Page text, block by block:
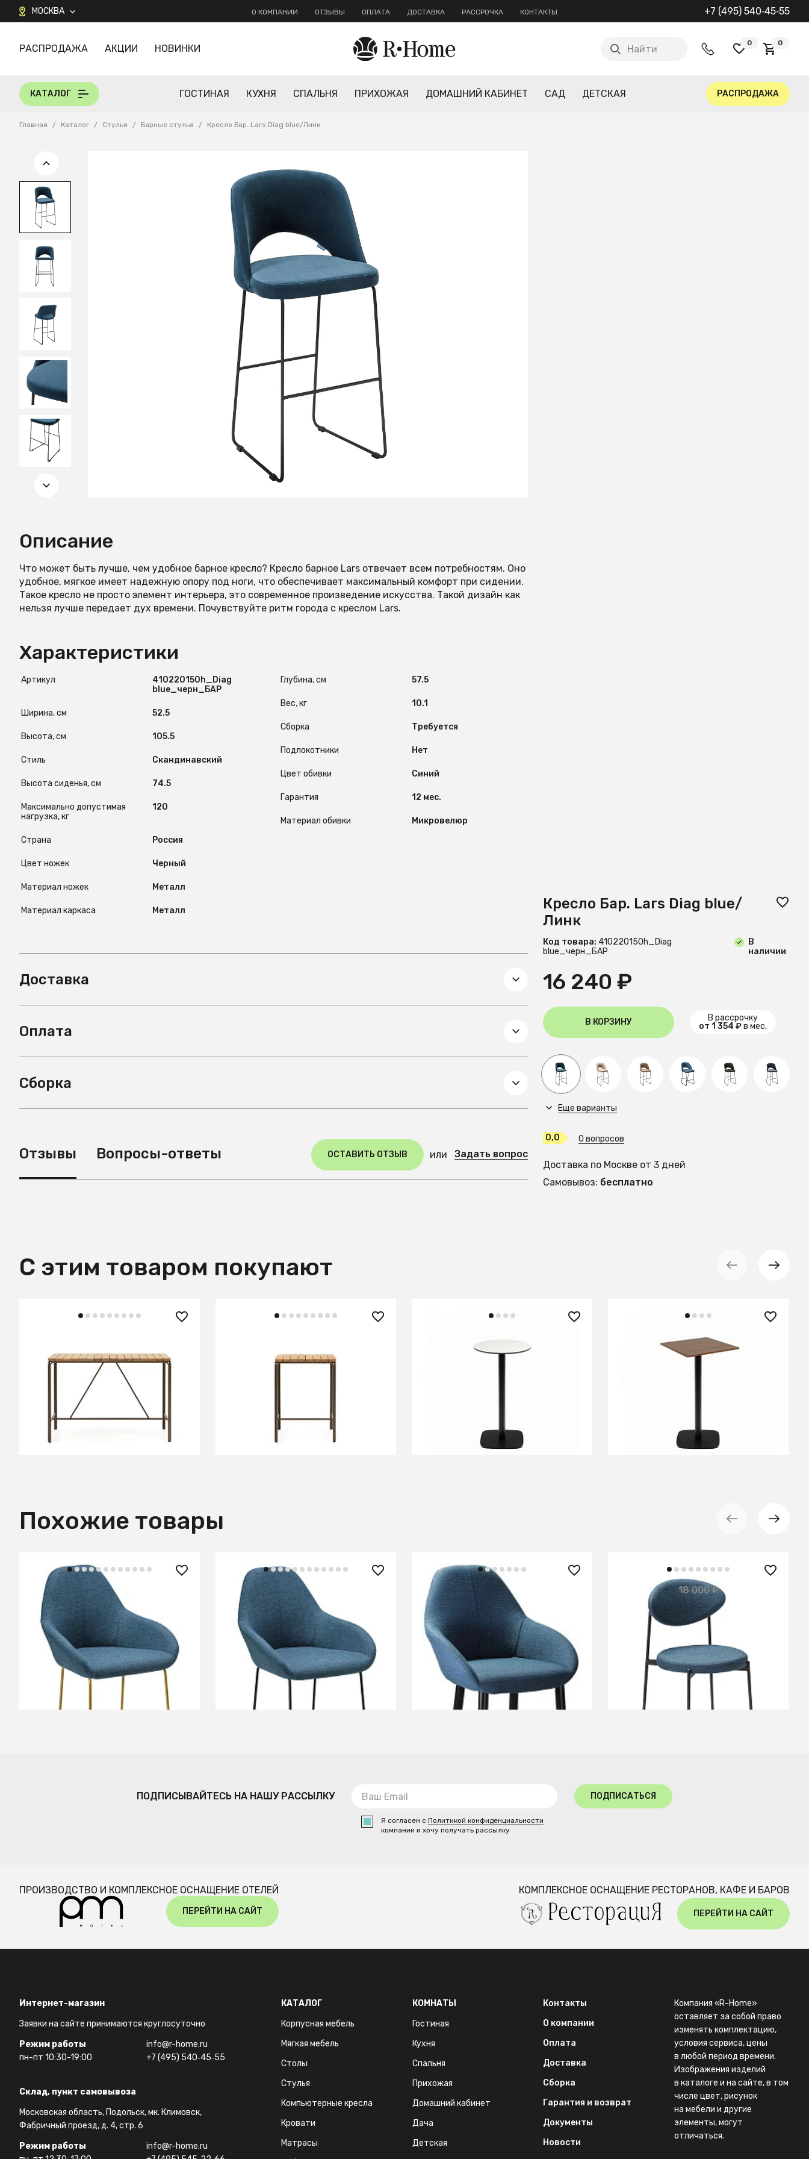
МОСКВА О КОМПАНИИ ОТЗЫВЫ ОПЛАТА ДОСТАВКА РАССРОЧКА КОНТАКТЫ +7 (495) 540‑45‑55
КАТАЛОГ
РАСПРОДАЖА АКЦИИ НОВИНКИ Найти
0 0
КАТАЛОГ ГОСТИНАЯ КУХНЯ СПАЛЬНЯ ПРИХОЖАЯ ДОМАШНИЙ КАБИНЕТ САД ДЕТСКАЯ РАСПРОДАЖА
Главная / Каталог / Стулья / Барные стулья / Кресло Бар. Lars Diag blue/Линк
Описание
Что может быть лучше, чем удобное барное кресло? Кресло барное Lars отвечает всем потребностям. Оно
удобное, мягкое имеет надежную опору под ноги, что обеспечивает максимальный комфорт при сидении.
Такое кресло не просто элемент интерьера, это современное произведение искусства. Такой дизайн как
нельзя лучше передает дух времени. Почувствуйте ритм города с креслом Lars.
Характеристики
Артикул
410220150h_Diag
blue_черн_БАР
Ширина, см 52.5
Высота, см 105.5
Стиль Скандинавский
Высота сиденья, см 74.5
Максимально допустимая
нагрузка, кг
120
Страна Россия
Цвет ножек Черный
Материал ножек Металл
Материал каркаса Металл
Глубина, см 57.5
Вес, кг 10.1
Сборка Требуется
Подлокотники Нет
Цвет обивки Синий
Гарантия 12 мес.
Материал обивки Микровелюр
Доставка
Оплата
Сборка
Отзывы Вопросы-ответы ОСТАВИТЬ ОТЗЫВ или Задать вопрос
Кресло Бар. Lars Diag blue/
Линк
Код товара: 410220150h_Diag
blue_черн_БАР
В
наличии
16 240 ₽
В КОРЗИНУ
от 1 354 ₽в мес.
Еще варианты
0,0 0 вопросов
Доставка по Москве от 3 дней
Самовывоз: бесплатно
С этим товаром покупают
Salguer Барный стол из массива
акации и коричневой стали Ø 140
Salguer Барный столик из
массива акации и коричневой
Dina садовый стол бел./
В КОРЗИНУ
Dina стол /меламин/орех./
В КОРЗИНУ
Похожие товары
16 120 ₽
Кресло Бар Kent БлюАрт/
ЛинкЗолот
+5
В КОРЗИНУ
16 120 ₽
Кресло Бар Kent БлюАрт/Линк
+8
В КОРЗИНУ
17 220 ₽
Кресло Бар Kent БлюАрт/Черный
+7
В КОРЗИНУ
13 400 ₽ 18 000 ₽
Стул полубарный Gawaii Blue
СООБЩИТЬ О ПОСТУПЛЕНИИ
Временно отсутствует
ПОДПИСЫВАЙТЕСЬ НА НАШУ РАССЫЛКУ
Я согласен с Политикой конфиденциальности
компании и хочу получать рассылку
ПОДПИСАТЬСЯ
ПРОИЗВОДСТВО И КОМПЛЕКСНОЕ ОСНАЩЕНИЕ ОТЕЛЕЙ
ПЕРЕЙТИ НА САЙТ
КОМПЛЕКСНОЕ ОСНАЩЕНИЕ РЕСТОРАНОВ, КАФЕ И БАРОВ
ПЕРЕЙТИ НА САЙТ
Интернет-магазин
Заявки на сайте принимаются круглосуточно
Режим работы
пн-пт 10:30-19:00
info@r-home.ru
+7 (495) 540‑45‑55
Склад, пункт самовывоза
Московская область, Подольск, мк. Климовск,
Фабричный проезд, д. 4, стр. 6
Режим работы
info@r-home.ru
КАТАЛОГ
Корпусная мебель
Мягкая мебель
Столы
Стулья
Компьютерные кресла
Кровати
Матрасы
КОМНАТЫ
Гостиная
Кухня
Спальня
Прихожая
Домашний кабинет
Дача
Детская
Контакты
О компании
Оплата
Доставка
Сборка
Гарантия и возврат
Документы
Новости
Компания «R-Home»
оставляет за собой право
изменять комплектацию,
условия сервиса, цены
в любой период времени.
Изображения изделий
в каталоге и на сайте, в том
числе цвет, рисунок
на мебели и другие
элементы, могут
отличаться.